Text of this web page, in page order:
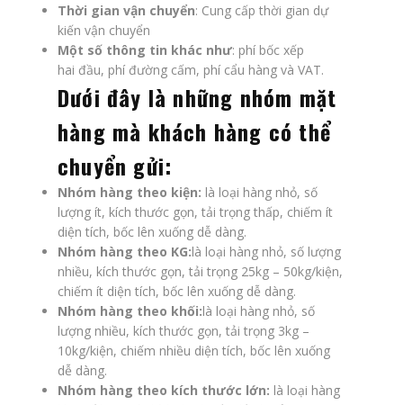
Thời gian vận chuyển: Cung cấp thời gian dự
kiến vận chuyển
Một số thông tin khác như: phí bốc xếp
hai đầu, phí đường cấm, phí cẩu hàng và VAT.
Dưới đây là những nhóm mặt
hàng mà khách hàng có thể
chuyển gửi:
Nhóm hàng theo kiện: là loại hàng nhỏ, số
lượng ít, kích thước gọn, tải trọng thấp, chiếm ít
diện tích, bốc lên xuống dễ dàng.
Nhóm hàng theo KG:là loại hàng nhỏ, số lượng
nhiều, kích thước gọn, tải trọng 25kg – 50kg/kiện,
chiếm ít diện tích, bốc lên xuống dễ dàng.
Nhóm hàng theo khối:là loại hàng nhỏ, số
lượng nhiều, kích thước gọn, tải trọng 3kg –
10kg/kiện, chiếm nhiều diện tích, bốc lên xuống
dễ dàng.
Nhóm hàng theo kích thước lớn: là loại hàng